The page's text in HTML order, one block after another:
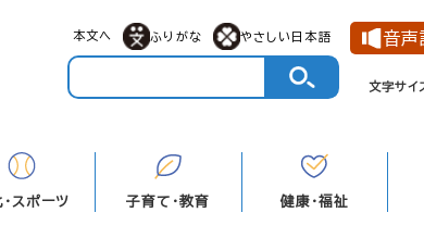
メニューを飛ばして本文へ
本文へ ふりがな やさしい日本語 音声
文字サイ
スポーツ 子育て・教育 健康・福祉